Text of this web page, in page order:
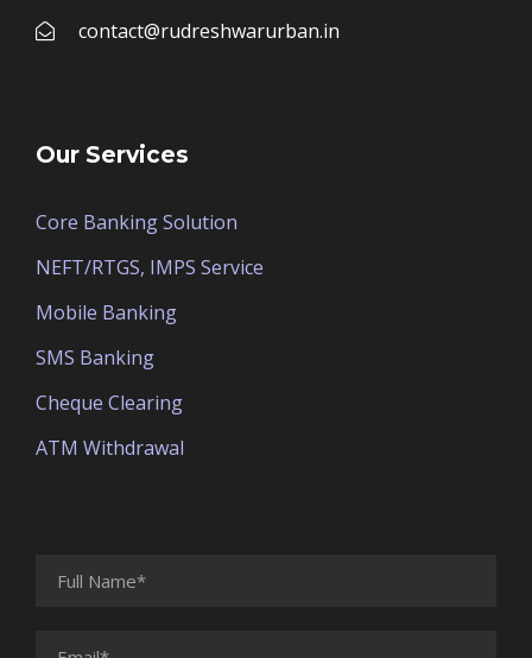
contact@rudreshwarurban.in
Our Services
Core Banking Solution
NEFT/RTGS, IMPS Service
Mobile Banking
SMS Banking
Cheque Clearing
ATM Withdrawal